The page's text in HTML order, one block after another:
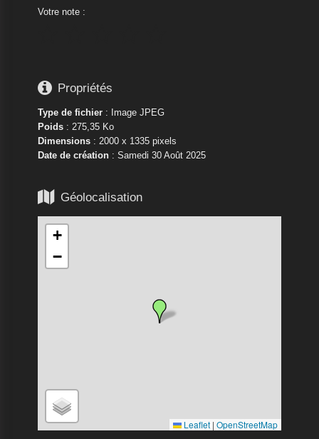
Votre note :
 Propriétés
Type de fichier: Image JPEG
Poids: 275,35 Ko
Dimensions: 2000 x 1335 pixels
Date de création: Samedi 30 Août 2025
 Géolocalisation
+
−
Leaflet | OpenStreetMap